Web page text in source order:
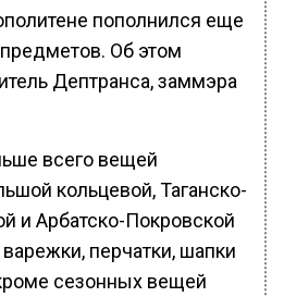
пополнился еще
Об этом
Дептранса, заммэра
всего вещей
кольцевой, Таганско-
и Арбатско-Покровской
перчатки, шапки
сезонных вещей